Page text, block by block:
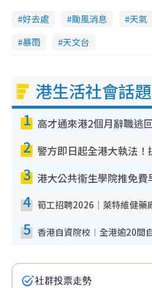
好去處 颱風消息 天氣
暴雨
天文台
港生活社會話題
1
2
3
4
5